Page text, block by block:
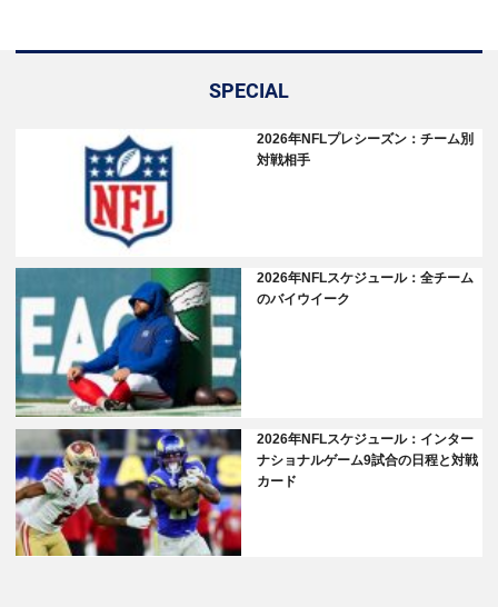
SPECIAL
2026年NFLプレシーズン：チーム別
対戦相手
2026年NFLスケジュール：全チーム
のバイウイーク
2026年NFLスケジュール：インター
ナショナルゲーム9試合の日程と対戦
カード